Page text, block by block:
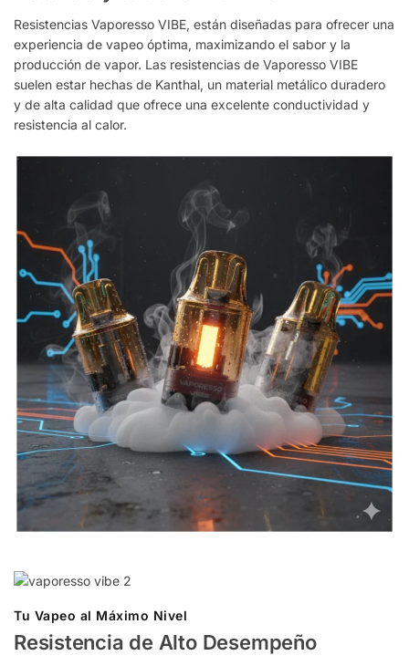
Resistencias Vaporesso VIBE, están diseñadas para ofrecer una
experiencia de vapeo óptima, maximizando el sabor y la
producción de vapor. Las resistencias de Vaporesso VIBE
suelen estar hechas de Kanthal, un material metálico duradero
y de alta calidad que ofrece una excelente conductividad y
resistencia al calor.
Tu Vapeo al Máximo Nivel
Resistencia de Alto Desempeño